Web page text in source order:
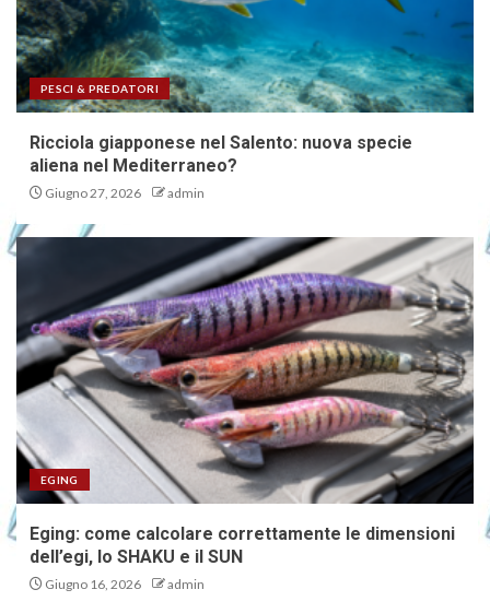
PESCI & PREDATORI
Ricciola giapponese nel Salento: nuova specie
aliena nel Mediterraneo?
Giugno 27, 2026 admin
EGING
Eging: come calcolare correttamente le dimensioni
dell’egi, lo SHAKU e il SUN
Giugno 16, 2026 admin